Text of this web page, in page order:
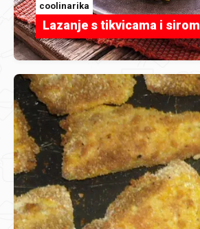
coolinarika
Lazanje s tikvicama i sirom